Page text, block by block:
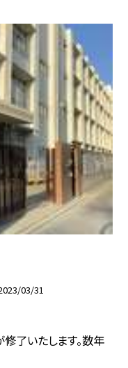
03/31
了いたします。数年